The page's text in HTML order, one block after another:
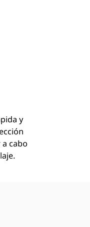
y
cabo